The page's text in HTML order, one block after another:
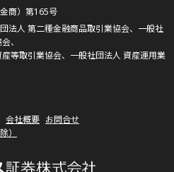
商）第165号
法人 第二種金融商品取引業協会、一般社
、
等取引業協会、一般社団法人 資産運用業
会社概要 お問合せ
）